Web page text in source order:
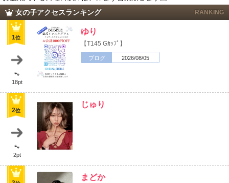
女の子アクセスランキング
RANKING
1位
🐾
18pt
ゆり
【T145 Gｶｯﾌﾟ】
ブログ 2026/08/05
2位
🐾
2pt
じゅり
まどか